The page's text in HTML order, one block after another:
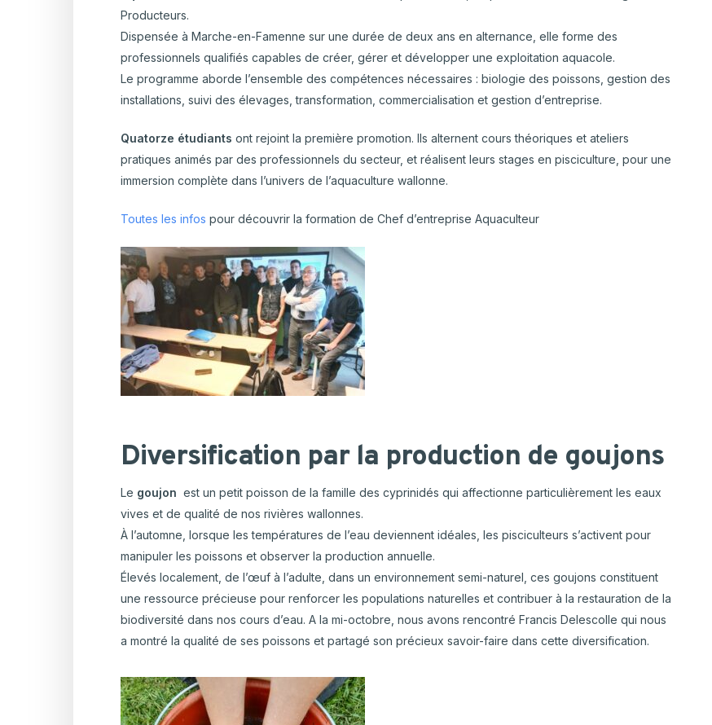
Producteurs.
Dispensée à Marche-en-Famenne sur une durée de deux ans en alternance, elle forme des
professionnels qualifiés capables de créer, gérer et développer une exploitation aquacole.
Le programme aborde l’ensemble des compétences nécessaires : biologie des poissons, gestion des
installations, suivi des élevages, transformation, commercialisation et gestion d’entreprise.
Quatorze étudiants ont rejoint la première promotion. Ils alternent cours théoriques et ateliers
pratiques animés par des professionnels du secteur, et réalisent leurs stages en pisciculture, pour une
immersion complète dans l’univers de l’aquaculture wallonne.
Toutes les infos pour découvrir la formation de Chef d’entreprise Aquaculteur
Diversification par la production de goujons
Le goujon est un petit poisson de la famille des cyprinidés qui affectionne particulièrement les eaux
vives et de qualité de nos rivières wallonnes.
À l’automne, lorsque les températures de l’eau deviennent idéales, les pisciculteurs s’activent pour
manipuler les poissons et observer la production annuelle.
Élevés localement, de l’œuf à l’adulte, dans un environnement semi-naturel, ces goujons constituent
une ressource précieuse pour renforcer les populations naturelles et contribuer à la restauration de la
biodiversité dans nos cours d’eau. A la mi-octobre, nous avons rencontré Francis Delescolle qui nous
a montré la qualité de ses poissons et partagé son précieux savoir-faire dans cette diversification.